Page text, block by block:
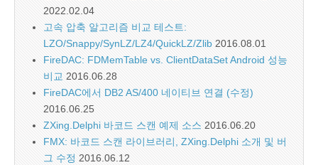
2022.02.04
고속 압축 알고리즘 비교 테스트:
LZO/Snappy/SynLZ/LZ4/QuickLZ/Zlib 2016.08.01
FireDAC: FDMemTable vs. ClientDataSet Android 성능
비교 2016.06.28
FireDAC에서 DB2 AS/400 네이티브 연결 (수정)
2016.06.25
ZXing.Delphi 바코드 스캔 예제 소스 2016.06.20
FMX: 바코드 스캔 라이브러리, ZXing.Delphi 소개 및 버
그 수정 2016.06.12